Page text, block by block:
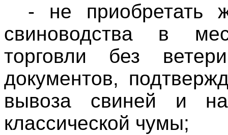
- не приобретать
свиноводства в
торговли без
документов,
вывоза свиней и
классической чумы;